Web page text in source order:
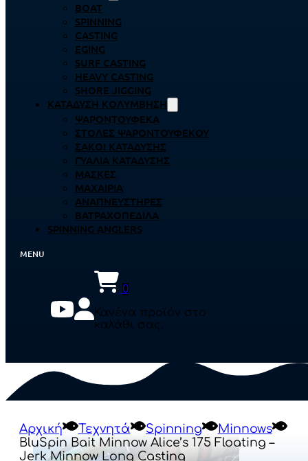
BOAT
SPINNING
CASTING
EGING
SURF CASTING
HEAVY CASTING
SHORE JIGGING
ΚΑΤΆΔΥΣΗ ΚΟΛΎΜΒΗΣΗ
ΨΑΡΟΝΤΟΎΦΕΚΑ
ΣΤΟΛΈΣ ΨΑΡΟΝΤΟΎΦΕΚΟΥ
ΣΆΚΟΙ ΚΑΤΆΔΥΣΗΣ
ΓΥΑΛΙΆ ΚΑΤΆΔΥΣΗΣ
ΜΆΣΚΕΣ
ΜΑΧΑΊΡΙΑ
ΑΝΑΠΝΕΥΣΤΉΡΕΣ
ΒΑΤΡΑΧΟΠΈΔΙΛΑ
SPINNING ANGLERS
0
Κανένα προϊόν στο
καλάθι σας.
Αρχική Τεχνητά Spinning
Minnows
BluSpin Bait Minnow Alice’s 175 Floating –
Jerk Minnow Long Casting